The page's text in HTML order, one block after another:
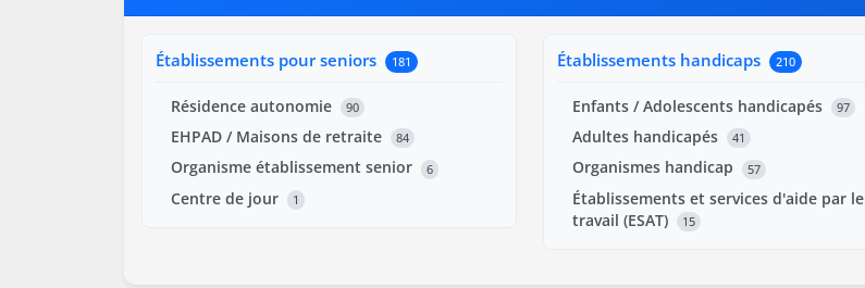
Établissements pour seniors 181
Résidence autonomie 90
EHPAD / Maisons de retraite 84
Organisme établissement senior 6
Centre de jour 1
Établissements handicaps 210
Enfants / Adolescents handicapés 97
Adultes handicapés 41
Organismes handicap 57
Établissements et services d'aide par le
travail (ESAT)
15